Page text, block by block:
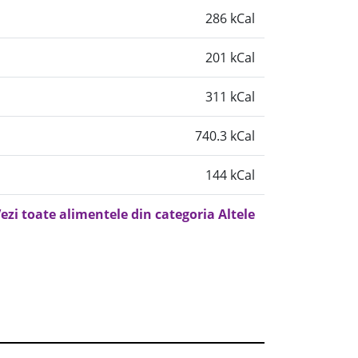
286 kCal
201 kCal
311 kCal
740.3 kCal
144 kCal
toate alimentele din categoria Altele